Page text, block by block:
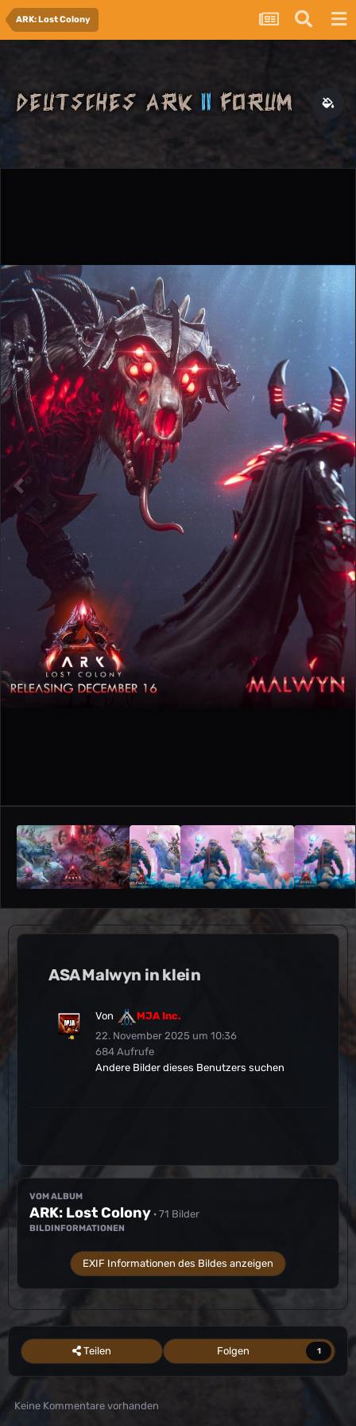
ARK: Lost Colony
ASA Malwyn in klein
Von
MJA Inc.
22. November 2025 um 10:36
684 Aufrufe
Andere Bilder dieses Benutzers suchen
VOM ALBUM
ARK: Lost Colony · 71 Bilder
BILDINFORMATIONEN
EXIF Informationen des Bildes anzeigen
Teilen Folgen 1
Keine Kommentare vorhanden